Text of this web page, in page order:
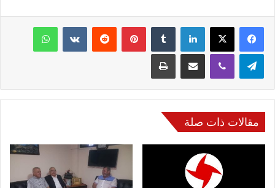
فيسبوك لينكدإن بينتيريست
مقالات ذات صلة